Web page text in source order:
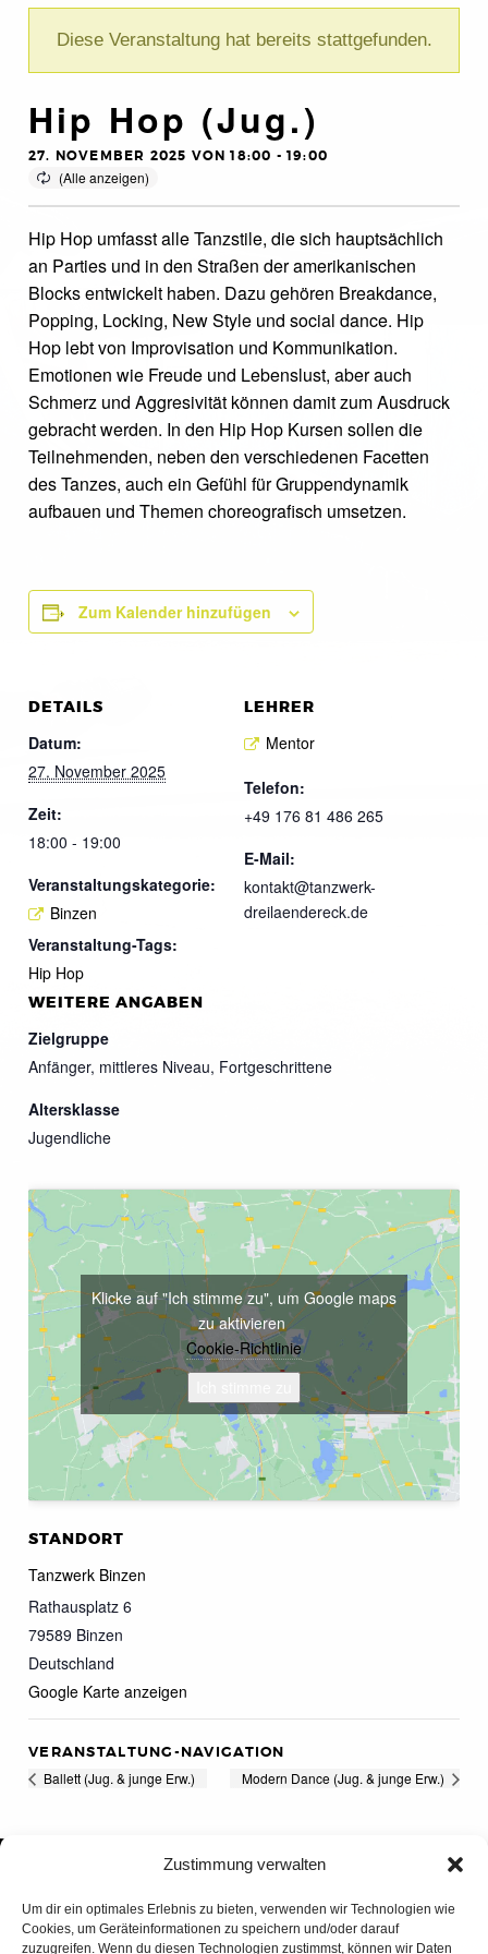
Zustimmung verwalten
Um dir ein optimales Erlebnis zu bieten, verwenden wir Technologien wie
Cookies, um Geräteinformationen zu speichern und/oder darauf
zuzugreifen. Wenn du diesen Technologien zustimmst, können wir Daten
Diese Veranstaltung hat bereits stattgefunden.
Hip Hop (Jug.)
27. NOVEMBER 2025 VON 18:00 -19:00
Hip Hop umfasst alle Tanzstile, die sich hauptsächlich
an Parties und in den Straßen der amerikanischen
Blocks entwickelt haben. Dazu gehören Breakdance,
Popping, Locking, New Style und social dance. Hip
Hop lebt von Improvisation und Kommunikation.
Emotionen wie Freude und Lebenslust, aber auch
Schmerz und Aggresivität können damit zum Ausdruck
gebracht werden. In den Hip Hop Kursen sollen die
Teilnehmenden, neben den verschiedenen Facetten
des Tanzes, auch ein Gefühl für Gruppendynamik
aufbauen und Themen choreografisch umsetzen.
Zum Kalender hinzufügen
DETAILS
Datum:
27. November 2025
Zeit:
18:00 - 19:00
Veranstaltungskategorie:
Binzen
Veranstaltung-Tags:
Hip Hop
LEHRER
Mentor
Telefon:
+49 176 81 486 265
E-Mail:
kontakt@tanzwerk-
dreilaendereck.de
WEITERE ANGABEN
Zielgruppe
Anfänger, mittleres Niveau, Fortgeschrittene
Altersklasse
Jugendliche
STANDORT
Tanzwerk Binzen
Rathausplatz 6
79589 Binzen
Deutschland
Google Karte anzeigen
Klicke auf "Ich stimme zu", um Google maps
zu aktivieren
Cookie-Richtlinie
VERANSTALTUNG-NAVIGATION
Ballett (Jug. & junge Erw.) Modern Dance (Jug. & junge Erw.)